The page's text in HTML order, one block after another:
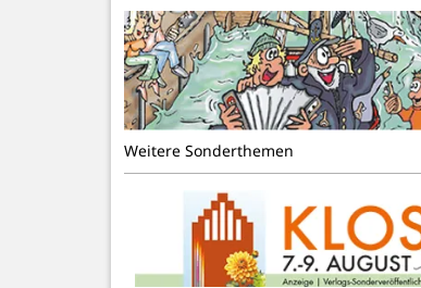
Weitere Sonderthemen